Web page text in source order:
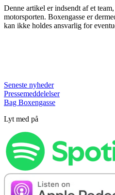
Denne artikel er indsendt af et
motorsporten. Boxengasse er
kan ikke holdes ansvarlig for
Seneste nyheder
Pressemeddelelser
Bag Boxengasse
Lyt med på